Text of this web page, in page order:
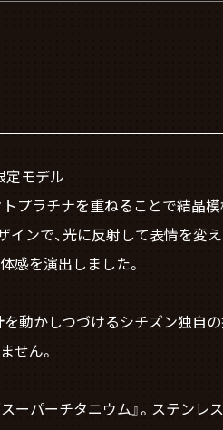
定モデル
プラチナを重ねることで結晶
ンで、光に反射して表情を変
感を演出しました。
動かしつづけるシチズン独自
せん。
ーパーチタニウム』。ステンレ